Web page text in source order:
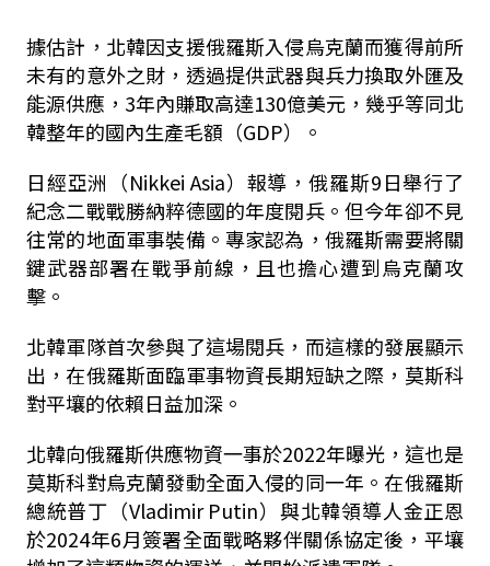
據估計，北韓因支援俄羅斯入侵烏克蘭而獲得前所
未有的意外之財，透過提供武器與兵力換取外匯及
能源供應，3年內賺取高達130億美元，幾乎等同北
韓整年的國內生產毛額（GDP）。
日經亞洲（Nikkei Asia）報導，俄羅斯9日舉行了
紀念二戰戰勝納粹德國的年度閱兵。但今年卻不見
往常的地面軍事裝備。專家認為，俄羅斯需要將關
鍵武器部署在戰爭前線，且也擔心遭到烏克蘭攻
擊。
北韓軍隊首次參與了這場閱兵，而這樣的發展顯示
出，在俄羅斯面臨軍事物資長期短缺之際，莫斯科
對平壤的依賴日益加深。
北韓向俄羅斯供應物資一事於2022年曝光，這也是
莫斯科對烏克蘭發動全面入侵的同一年。在俄羅斯
總統普丁（Vladimir Putin）與北韓領導人金正恩
於2024年6月簽署全面戰略夥伴關係協定後，平壤